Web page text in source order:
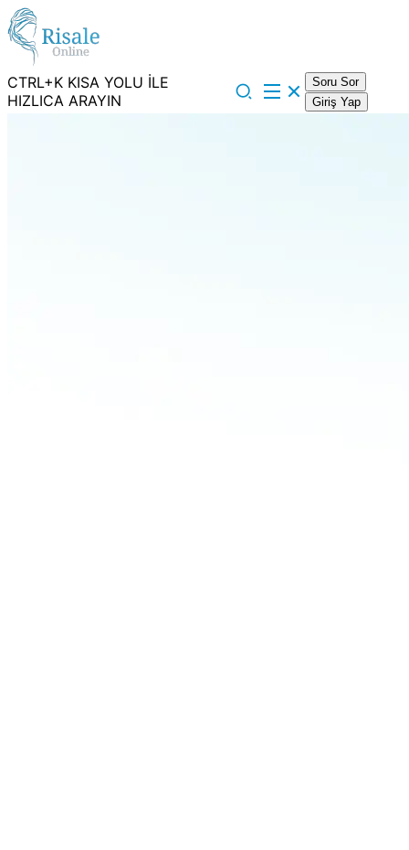
CTRL+K KISA YOLU İLE
HIZLICA ARAYIN
Soru Sor
Giriş Yap